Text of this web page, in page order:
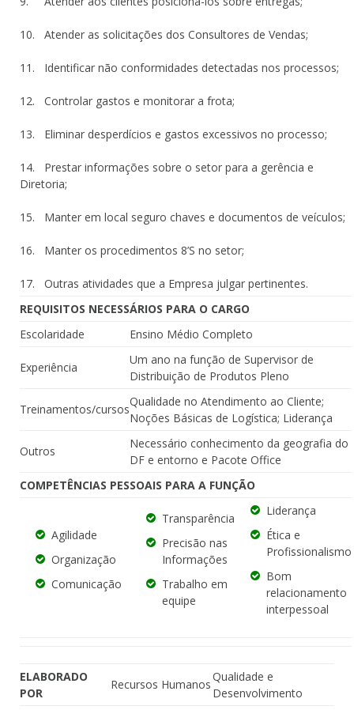
10. Atender as solicitações dos Consultores de Vendas;
11. Identificar não conformidades detectadas nos processos;
12. Controlar gastos e monitorar a frota;
13. Eliminar desperdícios e gastos excessivos no processo;
14. Prestar informações sobre o setor para a gerência e
Diretoria;
15. Manter em local seguro chaves e documentos de veículos;
16. Manter os procedimentos 8’S no setor;
17. Outras atividades que a Empresa julgar pertinentes.
REQUISITOS NECESSÁRIOS PARA O CARGO
Escolaridade
Ensino Médio Completo
Experiência
Um ano na função de Supervisor de
Distribuição de Produtos Pleno
Treinamentos/cursos
Qualidade no Atendimento ao Cliente;
Noções Básicas de Logística; Liderança
Outros
Necessário conhecimento da geografia do
DF e entorno e Pacote Office
COMPETÊNCIAS PESSOAIS PARA A FUNÇÃO
Agilidade
Organização
Comunicação
Transparência
Precisão nas
Informações
Trabalho em
equipe
Liderança
Ética e
Profissionalismo
Bom
relacionamento
interpessoal
ELABORADO
POR
Recursos Humanos
Qualidade e
Desenvolvimento